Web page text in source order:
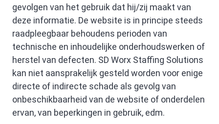
gevolgen van het gebruik dat hij/zij maakt van
deze informatie. De website is in principe steeds
raadpleegbaar behoudens perioden van
technische en inhoudelijke onderhoudswerken of
herstel van defecten. SD Worx Staffing Solutions
kan niet aansprakelijk gesteld worden voor enige
directe of indirecte schade als gevolg van
onbeschikbaarheid van de website of onderdelen
ervan, van beperkingen in gebruik, edm.